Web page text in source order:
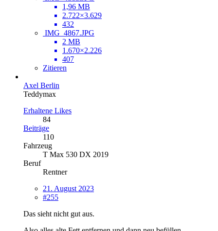
1,96 MB
2.722×3.629
432
IMG_4867.JPG
2 MB
1.670×2.226
407
Zitieren
Axel Berlin
Teddymax
Erhaltene Likes
84
Beiträge
110
Fahrzeug
T Max 530 DX 2019
Beruf
Rentner
21. August 2023
#255
Das sieht nicht gut aus.